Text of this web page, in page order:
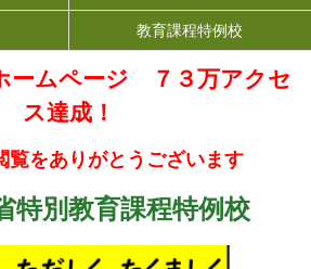
教育課程特例校
ームページ ７３万アクセ
ス達成！
覧をありがとうございます
特別教育課程特例校